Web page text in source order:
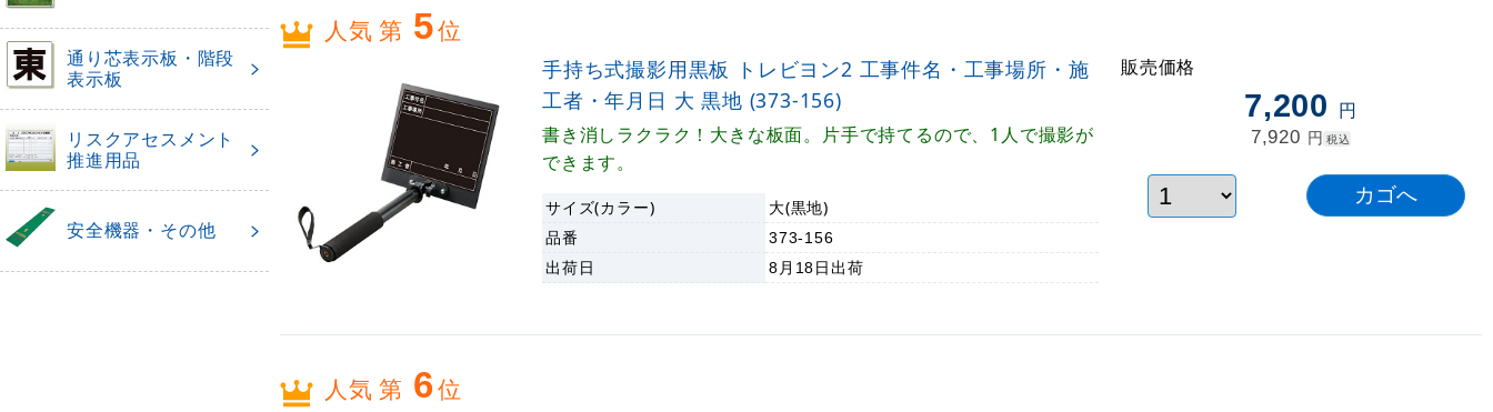
人気 第 5位
手持ち式撮影用黒板 トレビヨン2 工事件名・工事場所・施
工者・年月日 大 黒地 (373-156)
書き消しラクラク！大きな板面。片手で持てるので、1人で撮影が
できます。
サイズ(カラー)
大(黒地)
品番
373-156
出荷日 8月18日出荷
販売価格
7,200 円
7,920 円 税込
人気 第 6位
通り芯表示板・階段
表示板
リスクアセスメント
推進用品
安全機器・その他